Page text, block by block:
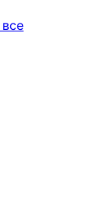
отзывы